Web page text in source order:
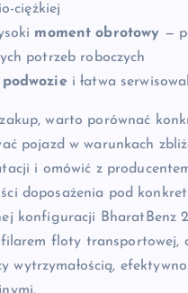
ciężkiej
moment obrotowy —
potrzeb roboczych
podwoziei łatwa
warto porównać
pojazd w warunkach
i omówić z
doposażenia pod
konfiguracji BharatBenz
floty transportowej,
wytrzymałością,